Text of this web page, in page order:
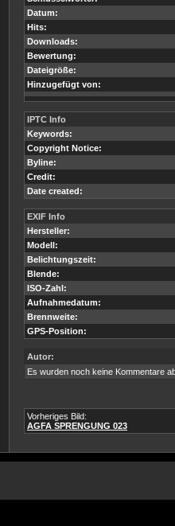
Datum:
Hits:
Downloads:
Bewertung:
Dateigröße:
Hinzugefügt von:
IPTC Info
Keywords:
Copyright Notice:
Byline:
Credit:
Date created:
EXIF Info
Hersteller:
Modell:
Belichtungszeit:
Blende:
ISO-Zahl:
Aufnahmedatum:
Brennweite:
GPS-Position:
Autor:
Es wurden noch keine Kommentare
Vorheriges Bild:
AGFA SPRENGUNG 023